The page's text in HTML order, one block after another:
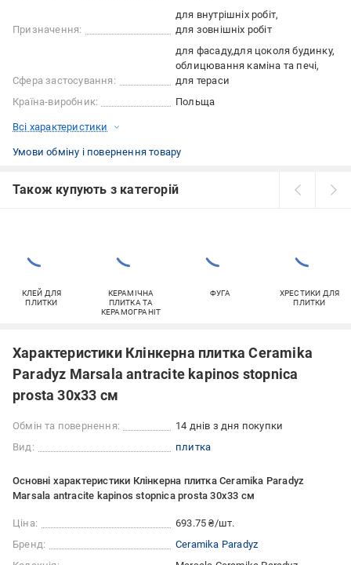
Призначення:
для внутрішніх робіт
для зовнішніх робіт
Сфера застосування:
для фасаду для цоколя будинку
облицювання каміна та печі
для тераси
Країна-виробник:
Польща
Всі характеристики
Умови обміну і повернення товару
Також купують з категорій
КЛЕЙ ДЛЯ
ПЛИТКИ
КЕРАМІЧНА
ПЛИТКА ТА
КЕРАМОГРАНІТ
ФУГА
ХРЕСТИКИ ДЛЯ
ПЛИТКИ
Характеристики Клінкерна плитка Ceramika
Paradyz Marsala antracite kapinos stopnica
prosta 30x33 см
Обмін та повернення:
14 днів з дня покупки
Вид:
плитка
Основні характеристики Клінкерна плитка Ceramika Paradyz
Marsala antracite kapinos stopnica prosta 30x33 см
Ціна:
693.75 ₴/шт.
Бренд:
Ceramika Paradyz